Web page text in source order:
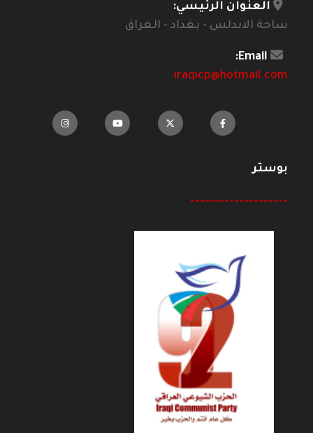
العنوان الرئيسي:
ساحة الاندلس - بغداد - العراق
Email:
iraqicp@hotmail.com
بوستر
--------------------